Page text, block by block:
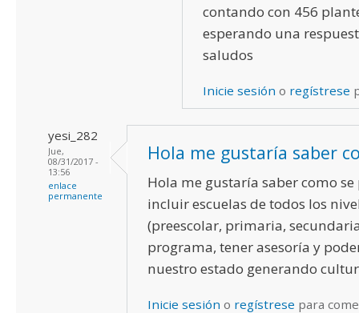
contando con 456
esperando una
saludos
Inicie sesión o regístrese
yesi_282
Jue,
08/31/2017 -
13:56
enlace
permanente
Hola me gustaría saber
Hola me gustaría saber como
incluir escuelas de todos los
(preescolar, primaria,
programa, tener asesoría y
nuestro estado generando
Inicie sesión o regístrese para